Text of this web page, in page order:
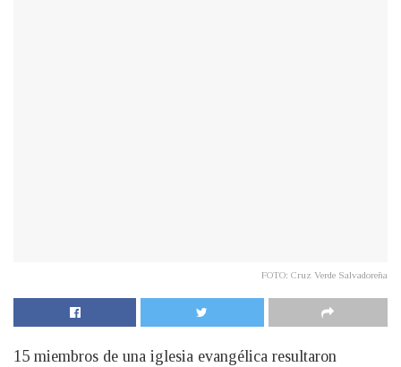
FOTO: Cruz Verde Salvadoreña
15 miembros de una iglesia evangélica resultaron